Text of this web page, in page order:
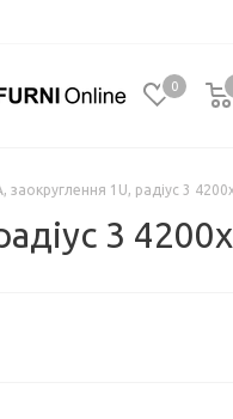
0
1U, радіус 3
3